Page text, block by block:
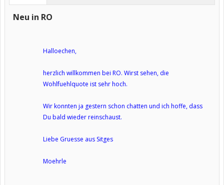
Neu in RO
Halloechen,
herzlich willkommen bei RO. Wirst sehen, die
Wohlfuehlquote ist sehr hoch.
Wir konnten ja gestern schon chatten und ich hoffe, dass
Du bald wieder reinschaust.
Liebe Gruesse aus Sitges
Moehrle